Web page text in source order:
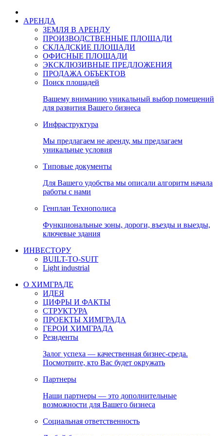
АРЕНДА
ЗЕМЛЯ В АРЕНДУ
ПРОИЗВОДСТВЕННЫЕ ПЛОЩАДИ
СКЛАДСКИЕ ПЛОЩАДИ
ОФИСНЫЕ ПЛОЩАДИ
ЭКСКЛЮЗИВНЫЕ ПРЕДЛОЖЕНИЯ
ПРОДАЖА ОБЪЕКТОВ
Поиск площадей
Вашему вниманию уникальный выбор помещений
для развития Вашего бизнеса
Инфраструктура
Мы предлагаем не аренду, мы предлагаем
уникальные условия
Типовые документы
Для Вашего удобства мы описали алгоритм начала
работы с нами
Генплан Технополиса
Функциональные зоны, дороги, въезды и выезды,
ключевые здания
ИНВЕСТОРУ
BUILT-TO-SUIT
Light industrial
О ХИМГРАДЕ
ИДЕЯ
ЦИФРЫ И ФАКТЫ
СТРУКТУРА
ПРОЕКТЫ ХИМГРАДА
ГЕРОИ ХИМГРАДА
Резиденты
Залог успеха — качественная бизнес-среда.
Посмотрите, кто Вас будет окружать
Партнеры
Наши партнеры — это дополнительные
возможности для Вашего бизнеса
Социальная ответственность